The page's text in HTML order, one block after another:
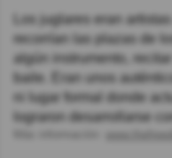
Los juglares eran
recorrían las plazas de
algún instrumento,
baile. Eran unos
ni lugar formal donde
lograron desarrollarse